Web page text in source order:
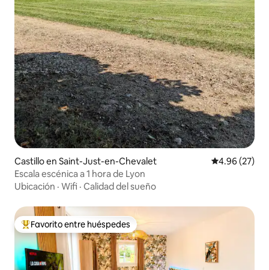
Castillo en Saint-Just-en-Chevalet Calificación
4.96 (27)
Escala escénica a 1 hora de Lyon
Ubicación · Wifi · Calidad del sueño
Favorito entre huéspedes preferido
Favorito entre huéspedes